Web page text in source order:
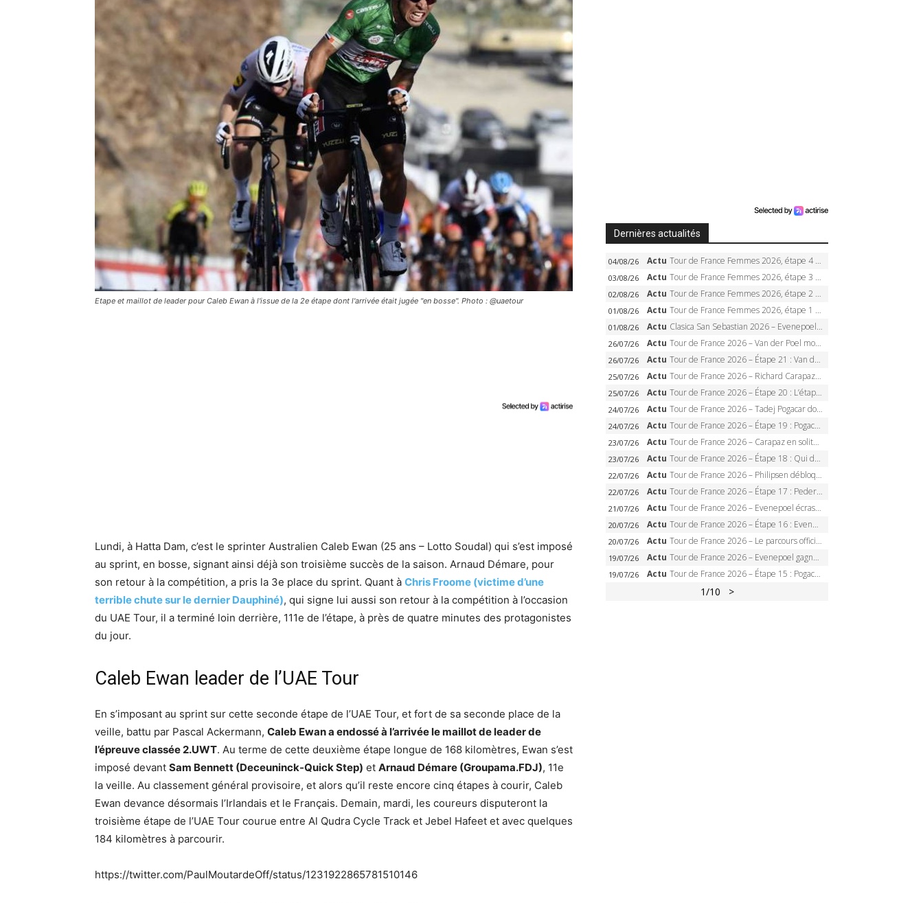
Etape et maillot de leader pour Caleb Ewan à l'issue de la 2e étape dont l'arrivée était jugée "en bosse". Photo : @uaetour
Lundi, à Hatta Dam, c’est le sprinter Australien Caleb Ewan (25 ans – Lotto Soudal) qui s’est imposé
au sprint, en bosse, signant ainsi déjà son troisième succès de la saison. Arnaud Démare, pour
son retour à la compétition, a pris la 3e place du sprint. Quant à Chris Froome (victime d’une
terrible chute sur le dernier Dauphiné), qui signe lui aussi son retour à la compétition à l’occasion
du UAE Tour, il a terminé loin derrière, 111e de l’étape, à près de quatre minutes des protagonistes
du jour.
Caleb Ewan leader de l’UAE Tour
En s’imposant au sprint sur cette seconde étape de l’UAE Tour, et fort de sa seconde place de la
veille, battu par Pascal Ackermann, Caleb Ewan a endossé à l’arrivée le maillot de leader de
l’épreuve classée 2.UWT. Au terme de cette deuxième étape longue de 168 kilomètres, Ewan s’est
imposé devant Sam Bennett (Deceuninck-Quick Step) et Arnaud Démare (Groupama.FDJ), 11e
la veille. Au classement général provisoire, et alors qu’il reste encore cinq étapes à courir, Caleb
Ewan devance désormais l’Irlandais et le Français. Demain, mardi, les coureurs disputeront la
troisième étape de l’UAE Tour courue entre Al Qudra Cycle Track et Jebel Hafeet et avec quelques
184 kilomètres à parcourir.
https://twitter.com/PaulMoutardeOff/status/1231922865781510146
Dernières actualités
04/08/26 Actu Tour de France Femmes 2026, étape 4 – Marlen Reusser écrase le chrono, Ferrand-Prévot en crise
03/08/26 Actu Tour de France Femmes 2026, étape 3 – Sigrid Haugset en solitaire, 88 km d’échappée, maillot jaune
02/08/26 Actu Tour de France Femmes 2026, étape 2 – Lorena Wiebes doublé à Genève, Markus héroïque, 7e record
01/08/26 Actu Tour de France Femmes 2026, étape 1 – Lorena Wiebes intouchable à Lausanne, premier maillot jaune
01/08/26 Actu Clasica San Sebastian 2026 – Evenepoel recordman, 4e victoire, Carapaz battu au sprint
26/07/26 Actu Tour de France 2026 – Van der Poel monumental à Paris, Pogacar égale le record des cinq sacres
26/07/26 Actu Tour de France 2026 – Étape 21 : Van der Poel, Pogacar, qui succédera à Wout van Aert sur les Champs-Elysées ?
25/07/26 Actu Tour de France 2026 – Richard Carapaz roi des Alpes, doublé et maillot à pois, Seixas perd le podium
25/07/26 Actu Tour de France 2026 – Étape 20 : L’étape reine, Galibier, Sarenne, Alpe d’Huez, qui succédera à Pogacar ?
24/07/26 Actu Tour de France 2026 – Tadej Pogacar dompte l’Alpe d’Huez, 5e victoire, record de Pantani pulvérisé
24/07/26 Actu Tour de France 2026 – Étape 19 : Pogacar peut-il enfin dompter l’Alpe d’Huez ?
23/07/26 Actu Tour de France 2026 – Carapaz en solitaire à Orcières-Merlette, Paret-Peintre à un point du maillot à pois
23/07/26 Actu Tour de France 2026 – Étape 18 : Qui domptera Orcières-Merlette, première marche vers l’Alpe d’Huez ?
22/07/26 Actu Tour de France 2026 – Philipsen débloque son compteur à Voiron, Pedersen en danger pour le maillot vert
22/07/26 Actu Tour de France 2026 – Étape 17 : Pedersen peut-il verrouiller le maillot vert à Voiron ?
21/07/26 Actu Tour de France 2026 – Evenepoel écrase le chrono d’Évian, Seixas 4e, Lipowitz abandonne
20/07/26 Actu Tour de France 2026 – Étape 16 : Evenepoel, Pogacar, Ganna… qui domptera le chrono d’Évian pour redessiner le podium ?
20/07/26 Actu Tour de France 2026 – Le parcours officiel complet : 21 étapes, profils, carte et dates
19/07/26 Actu Tour de France 2026 – Evenepoel gagne à Solaison, Vingegaard abandonne, Pogacar toujours en jaune
19/07/26 Actu Tour de France 2026 – Étape 15 : Pogacar peut-il enchaîner au Plateau de Solaison, Seixas viser le podium ?
1/10 >